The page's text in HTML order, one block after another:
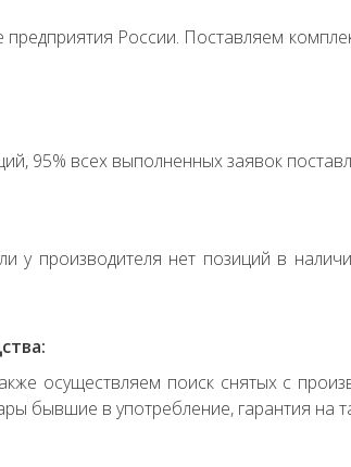
предприятия России. Поставляем
95% всех выполненных заявок
у производителя нет позиций в
осуществляем поиск снятых с
бывшие в употребление, гарантия на